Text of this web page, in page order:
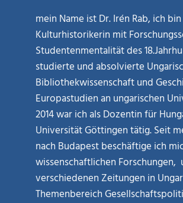
mein Name ist Dr. Irén Rab, ich
Kulturhistorikerin mit
Studentenmentalität des
studierte und absolvierte
Bibliothekwissenschaft und
Europastudien an ungarischen
2014 war ich als Dozentin für
Universität Göttingen tätig. Seit
nach Budapest beschäftige ich
wissenschaftlichen
verschiedenen Zeitungen in
Themenbereich